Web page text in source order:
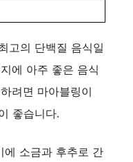
고의 단백질 음식일
에 아주 좋은 음식
려면 마아블링이
좋습니다.
에 소금과 후추로 간